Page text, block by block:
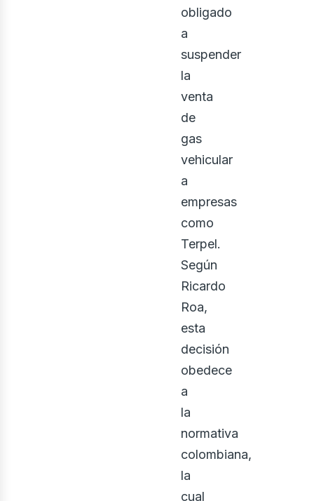
obligado
a
suspender
la
venta
de
gas
vehicular
a
empresas
como
Terpel.
Según
Ricardo
Roa,
esta
decisión
obedece
a
la
normativa
colombiana,
la
cual